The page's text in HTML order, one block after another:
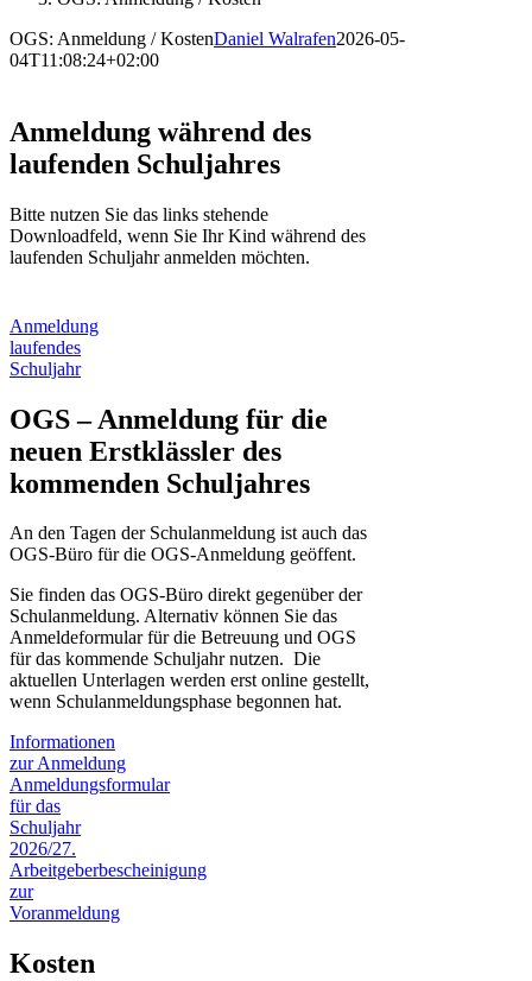
OGS: Anmeldung / KostenDaniel Walrafen2026-05-
04T11:08:24+02:00
Anmeldung während des
laufenden Schuljahres
Bitte nutzen Sie das links stehende
Downloadfeld, wenn Sie Ihr Kind während des
laufenden Schuljahr anmelden möchten.
Anmeldung
laufendes
Schuljahr
OGS – Anmeldung für die
neuen Erstklässler des
kommenden Schuljahres
An den Tagen der Schulanmeldung ist auch das
OGS-Büro für die OGS-Anmeldung geöffent.
Sie finden das OGS-Büro direkt gegenüber der
Schulanmeldung. Alternativ können Sie das
Anmeldeformular für die Betreuung und OGS
für das kommende Schuljahr nutzen. Die
aktuellen Unterlagen werden erst online gestellt,
wenn Schulanmeldungsphase begonnen hat.
Informationen
zur Anmeldung
Anmeldungsformular
für das
Schuljahr
2026/27.
Arbeitgeberbescheinigung
zur
Voranmeldung
Kosten